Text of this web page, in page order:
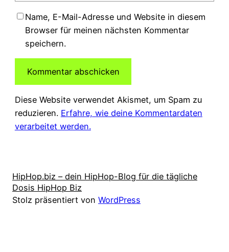
Name, E-Mail-Adresse und Website in diesem
Browser für meinen nächsten Kommentar
speichern.
Diese Website verwendet Akismet, um Spam zu
reduzieren. Erfahre, wie deine Kommentardaten
verarbeitet werden.
HipHop.biz – dein HipHop-Blog für die tägliche
Dosis HipHop Biz
Stolz präsentiert von WordPress